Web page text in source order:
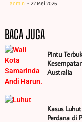
admin 22 Mei 2026
BACA JUGA
Pintu
Australia
Kasus
Perdana di